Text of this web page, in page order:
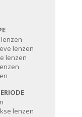
lenzen
lenzen
lenzen